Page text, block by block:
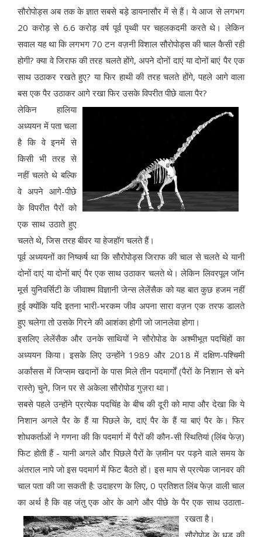
सौरोपोड्स अब तक के ज्ञात सबसे बड़े डायनासौर में से हैं। ये आज से लगभग
20 करोड़ से 6.6 करोड़ वर्ष पूर्व पृथ्वी पर चहलकदमी करते थे। लेकिन
सवाल यह था कि लगभग 70 टन वज़नी विशाल सौरोपोड्स की चाल कैसी रही
होगी? क्या वे जिराफ की तरह चलते होंगे, अपने दोनों दाएं या दोनों बाएं पैर एक
साथ उठाकर रखते हुए? या फिर हाथी की तरह चलते होंगे, पहले आगे वाला
बस एक पैर उठाकर आगे रखा फिर उसके विपरीत पीछे वाला पैर?
लेकिन हालिया
अध्ययन में पता चला
है कि वे इनमें से
किसी भी तरह से
नहीं चलते थे बल्कि
वे अपने आगे-पीछे
के विपरीत पैरों को
एक साथ उठाते हुए
चलते थे, जिस तरह बीवर या हेजहॉग चलते हैं।
पूर्व अध्ययनों का निष्कर्ष था कि सौरोपोड्स जिराफ की चाल से चलते थे यानी
दोनों दाएं या दोनों बाएं पैर एक साथ उठाकर चलते थे। लेकिन लिवरपूल जॉन
मूर्स युनिवर्सिटी के जीवाश्म विज्ञानी जेन्स लेलेंसैक को यह बात कुछ हजम नहीं
हुई क्योंकि यदि इतना भारी-भरकम जीव अपना सारा वज़न एक तरफ डालते
हुए चलेगा तो उसके गिरने की आशंका होगी जो जानलेवा होगा।
इसलिए लेलेंसैक और उनके साथियों ने सौरोपोड के अश्मीभूत पदचिंहों का
अध्ययन किया। इसके लिए उन्होंने 1989 और 2018 में दक्षिण-पश्चिमी
अर्कांसस में जिप्सम खदानों के पास मिले तीन पदमार्गों (पैरों के निशान से बने
रास्ते) चुने, जिन पर से अकेला सौरोपोड गुज़रा था।
सबसे पहले उन्होंने प्रत्येक पदचिंह के बीच की दूरी को मापा और देखा कि ये
निशान अगले पैर के हैं या पिछले के, दाएं पैर के हैं या बाएं पैर के। फिर
शोधकर्ताओं ने गणना की कि पदमार्ग में पैरों की कौन-सी स्थितियां (लिंब फेज़)
फिट होती हैं - यानी अगले और पिछले पैरों के ज़मीन पर पड़ने वाले समय के
अंतराल नापे जो इस पदमार्ग में फिट बैठते हों। इस माप से प्रत्येक जानवर की
चाल पता की जा सकती है: उदाहरण के लिए, 0 प्रतिशत लिंब फेज़ वाली चाल
का अर्थ है कि वह जंतु एक ओर के आगे और पीछे के पैर एक साथ उठाता-
रखता है।